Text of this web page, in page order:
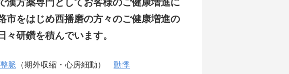
漢方薬専門としてお客様のご健康増進に
市をはじめ西播磨の方々のご健康増進の
研鑽を積んでいます。
脈 （期外収縮・心房細動） 動悸